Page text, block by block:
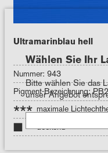
Ultramarinblau hell
Nummer: 943
Pigment-Bezeichnung:
*** maximale
deckend
Wählen Sie Ihr
Bitte wählen Sie das
unser Angebot